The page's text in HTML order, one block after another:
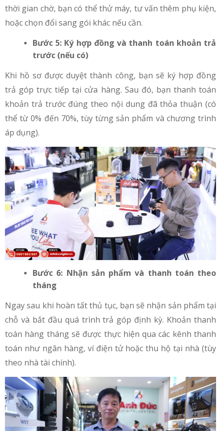
thời gian chờ, bạn có thể thử máy, tư vấn thêm phụ kiện,
hoặc chọn đổi sang gói khác nếu cần.
Bước 5: Ký hợp đồng và thanh toán khoản trả
trước (nếu có)
Khi hồ sơ được duyệt thành công, bạn sẽ ký hợp đồng
trả góp trực tiếp tại cửa hàng. Sau đó, bạn thanh toán
khoản trả trước đúng theo nội dung đã thỏa thuận (có
thể từ 0% đến 70%, tùy từng sản phẩm và chương trình
áp dụng).
Bước 6: Nhận sản phẩm và thanh toán theo
tháng
Ngay sau khi hoàn tất thủ tục, bạn sẽ nhận sản phẩm tại
chỗ và bắt đầu quá trình trả góp định kỳ. Khoản thanh
toán hàng tháng sẽ được thực hiện qua các kênh thanh
toán như ngân hàng, ví điện tử hoặc thu hộ tại nhà (tùy
theo nhà tài chính).